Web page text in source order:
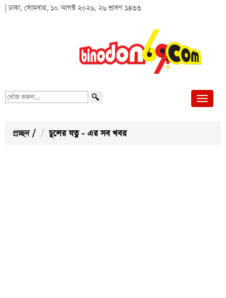
| ঢাকা, সোমবার, ১০ আগস্ট ২০২৬, ২৬ শ্রাবণ ১৪৩৩
খোঁজ
প্রচ্ছদ / চুলের যত্ন - এর সব খবর